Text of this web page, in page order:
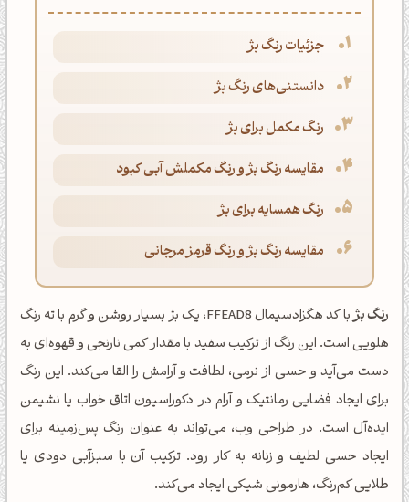
جزئیات رنگ بژ
دانستنی‌های رنگ بژ
رنگ مکمل برای بژ
مقایسه رنگ بژ و رنگ مکملش آبی کبود
رنگ همسایه برای بژ
مقایسه رنگ بژ و رنگ قرمز مرجانی
رنگ بژ
با کد هگزادسیمال FFEAD8، یک بژ بسیار روشن و گرم با ته رنگ
هلویی است. این رنگ از ترکیب سفید با مقدار کمی نارنجی و قهوه‌ای به
دست می‌آید و حسی از نرمی، لطافت و آرامش را القا می‌کند. این رنگ
برای ایجاد فضایی رمانتیک و آرام در دکوراسیون اتاق خواب یا نشیمن
ایده‌آل است. در طراحی وب، می‌تواند به عنوان رنگ پس‌زمینه برای
ایجاد حسی لطیف و زنانه به کار رود. ترکیب آن با سبزآبی دودی یا
طلایی کم‌رنگ، هارمونی شیکی ایجاد می‌کند.